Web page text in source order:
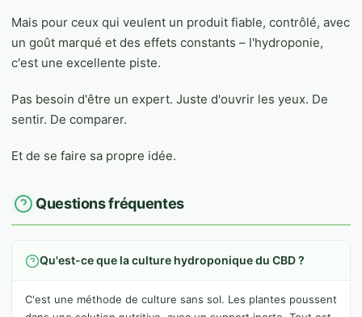
Mais pour ceux qui veulent un produit fiable, contrôlé, avec
un goût marqué et des effets constants – l'hydroponie,
c'est une excellente piste.
Pas besoin d'être un expert. Juste d'ouvrir les yeux. De
sentir. De comparer.
Et de se faire sa propre idée.
Questions fréquentes
Qu'est-ce que la culture hydroponique du CBD ?
C'est une méthode de culture sans sol. Les plantes poussent